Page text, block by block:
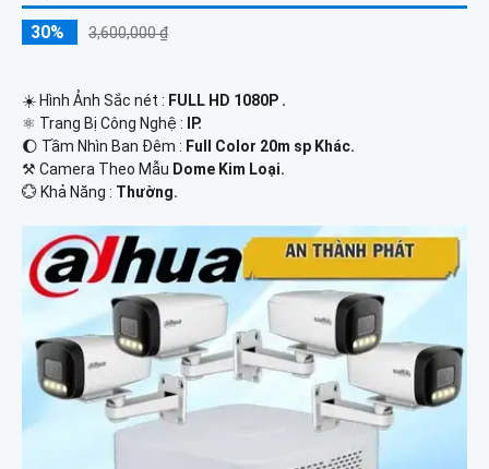
30% 3,600,000 ₫
☀️ Hình Ảnh Sắc nét : FULL HD 1080P .
⚛️ Trang Bị Công Nghệ :
IP.
🌔 Tầm Nhìn Ban Đêm : Full Color 20m sp Khác.
⚒ Camera Theo Mẫu Dome Kim Loại.
️💮 Khả Năng : Thường.